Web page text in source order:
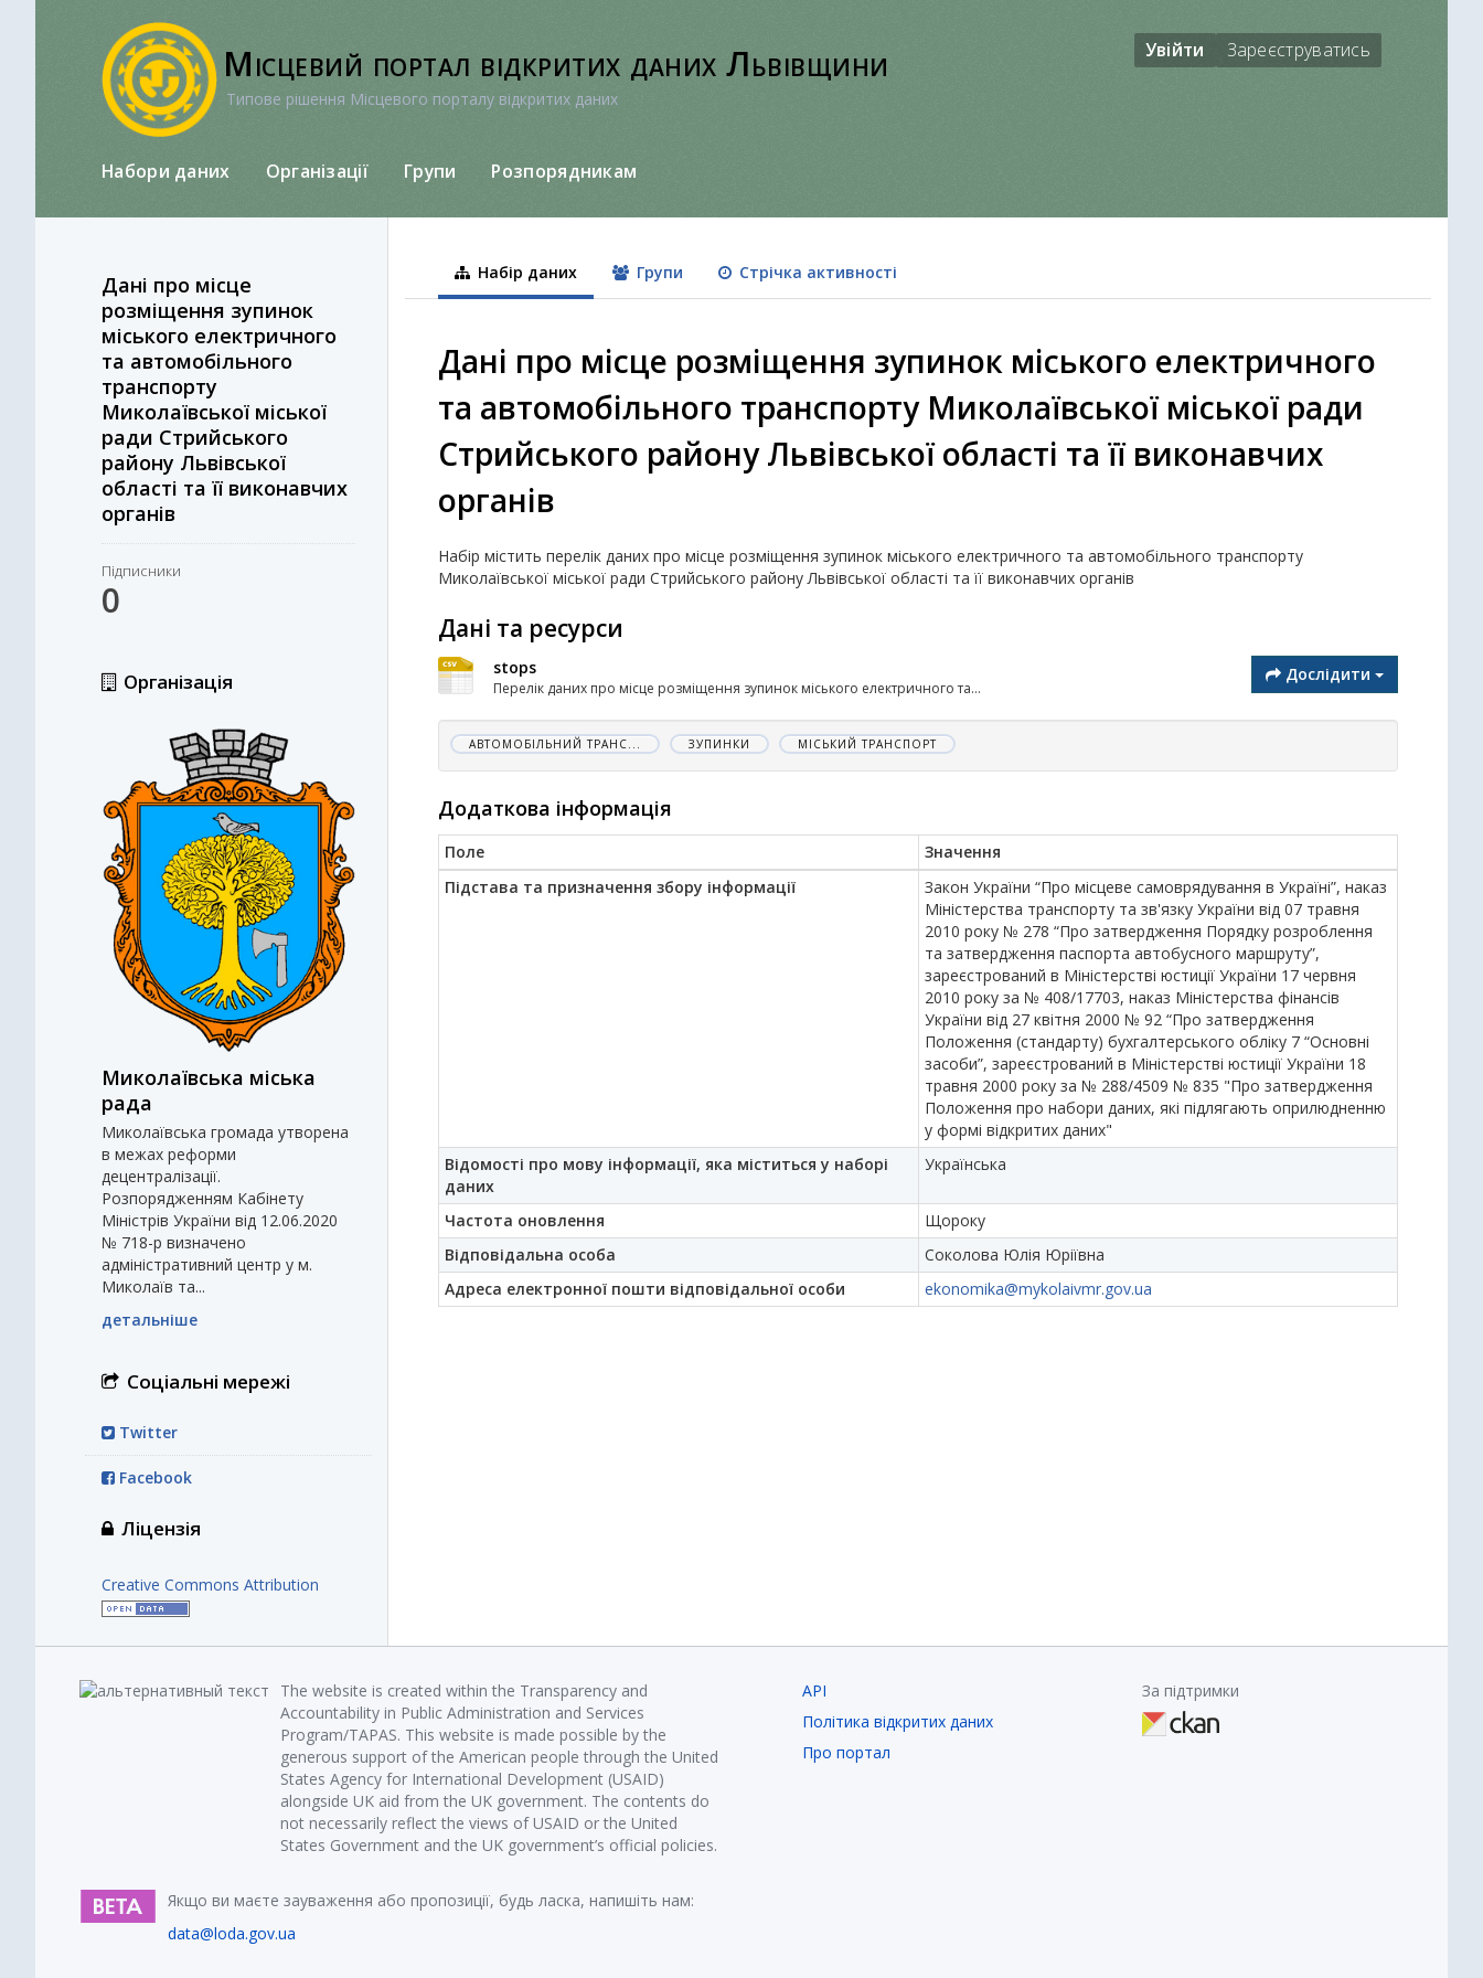
Місцевий портал відкритих даних Львівщини
Типове рішення Місцевого порталу відкритих даних
Увійти Зареєструватись
Набори даних Організації Групи Розпорядникам
Дані про місце
розміщення зупинок
міського електричного
та автомобільного
транспорту
Миколаївської міської
ради Стрийського
району Львівської
області та її виконавчих
органів
Підписники
0
Організація
Миколаївська міська
рада
Миколаївська громада утворена
в межах реформи
децентралізації.
Розпорядженням Кабінету
Міністрів України від 12.06.2020
№ 718-р визначено
адміністративний центр у м.
Миколаїв та...
детальніше
Соціальні мережі
Twitter
Facebook
Ліцензія
Creative Commons Attribution
Набір даних Групи Стрічка активності
Дані про місце розміщення зупинок міського електричного
та автомобільного транспорту Миколаївської міської ради
Стрийського району Львівської області та її виконавчих
органів
Набір містить перелік даних про місце розміщення зупинок міського електричного та автомобільного транспорту
Миколаївської міської ради Стрийського району Львівської області та її виконавчих органів
Дані та ресурси
stops
Перелік даних про місце розміщення зупинок міського електричного та...
Дослідити
АВТОМОБІЛЬНИЙ ТРАНС... ЗУПИНКИ МІСЬКИЙ ТРАНСПОРТ
Додаткова інформація
Поле
Значення
Підстава та призначення збору інформації
Закон України “Про місцеве самоврядування в Україні”, наказ
Міністерства транспорту та зв'язку України від 07 травня
2010 року № 278 “Про затвердження Порядку розроблення
та затвердження паспорта автобусного маршруту”,
зареєстрований в Міністерстві юстиції України 17 червня
2010 року за № 408/17703, наказ Міністерства фінансів
України від 27 квітня 2000 № 92 “Про затвердження
Положення (стандарту) бухгалтерського обліку 7 “Основні
засоби”, зареєстрований в Міністерстві юстиції України 18
травня 2000 року за № 288/4509 № 835 "Про затвердження
Положення про набори даних, які підлягають оприлюдненню
у формі відкритих даних"
Відомості про мову інформації, яка міститься у наборі
даних
Українська
Частота оновлення
Щороку
Відповідальна особа
Соколова Юлія Юріївна
Адреса електронної пошти відповідальної особи
ekonomika@mykolaivmr.gov.ua
The website is created within the Transparency and
Accountability in Public Administration and Services
Program/TAPAS. This website is made possible by the
generous support of the American people through the United
States Agency for International Development (USAID)
alongside UK aid from the UK government. The contents do
not necessarily reflect the views of USAID or the United
States Government and the UK government’s official policies.
Якщо ви маєте зауваження або пропозиції, будь ласка, напишіть нам:
data@loda.gov.ua
API
Політика відкритих даних
Про портал
За підтримки